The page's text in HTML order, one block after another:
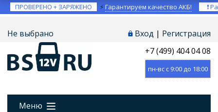
ПРОВЕРЕНО + ЗАРЯЖЕНО ⚡Гарантируем качество АКБ! ❗
Не выбрано Вход | Регистрация
+7 (499) 404 04 08
пн-вс с 9:00 до 18:00
Меню